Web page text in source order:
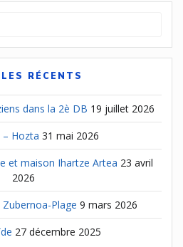
RÉCENTS
dans la 2è DB 19 juillet 2026
– Hozta 31 mai 2026
et maison Ihartze Artea 23 avril
2026
Plage 9 mars 2026
27 décembre 2025